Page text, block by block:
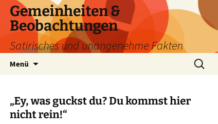
Zum
Inhalt
springen
Gemeinheiten &
Beobachtungen
Satirisches und unangenehme Fakten
Menü
Suchen
nach:
„Ey, was guckst du? Du kommst hier
nicht rein!“